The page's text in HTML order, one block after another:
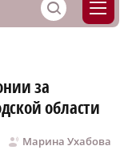
S
за
области
Марина Ухабова